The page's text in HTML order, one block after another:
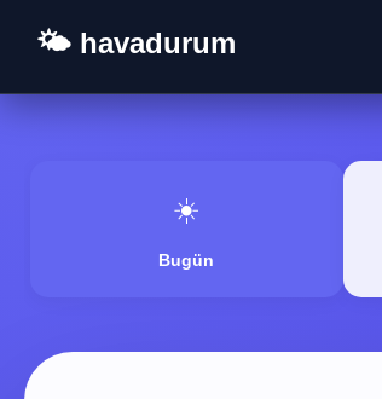
🌤️ havadurum
☀️
Bugün